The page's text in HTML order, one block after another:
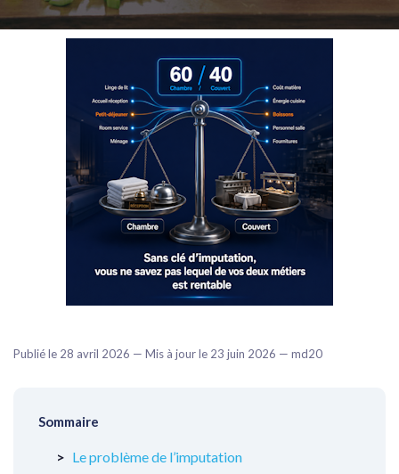
Contact
Publié le 28 avril 2026 — Mis à jour le 23 juin 2026 — md20
Sommaire
Le problème de l’imputation